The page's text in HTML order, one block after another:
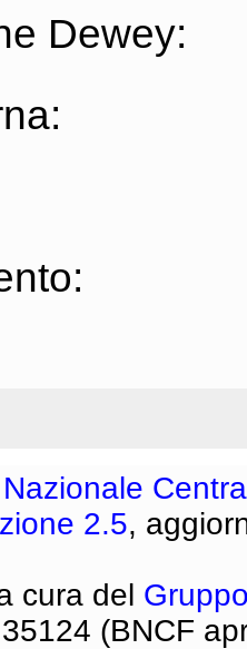
Dewey:
2.5,
cura del
(BNCF